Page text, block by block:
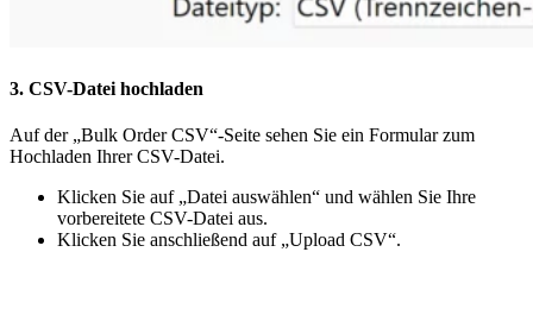
3. CSV-Datei hochladen
Auf der „Bulk Order CSV“-Seite sehen Sie ein Formular zum
Hochladen Ihrer CSV-Datei.
Klicken Sie auf „Datei auswählen“ und wählen Sie Ihre
vorbereitete CSV-Datei aus.
Klicken Sie anschließend auf „Upload CSV“.